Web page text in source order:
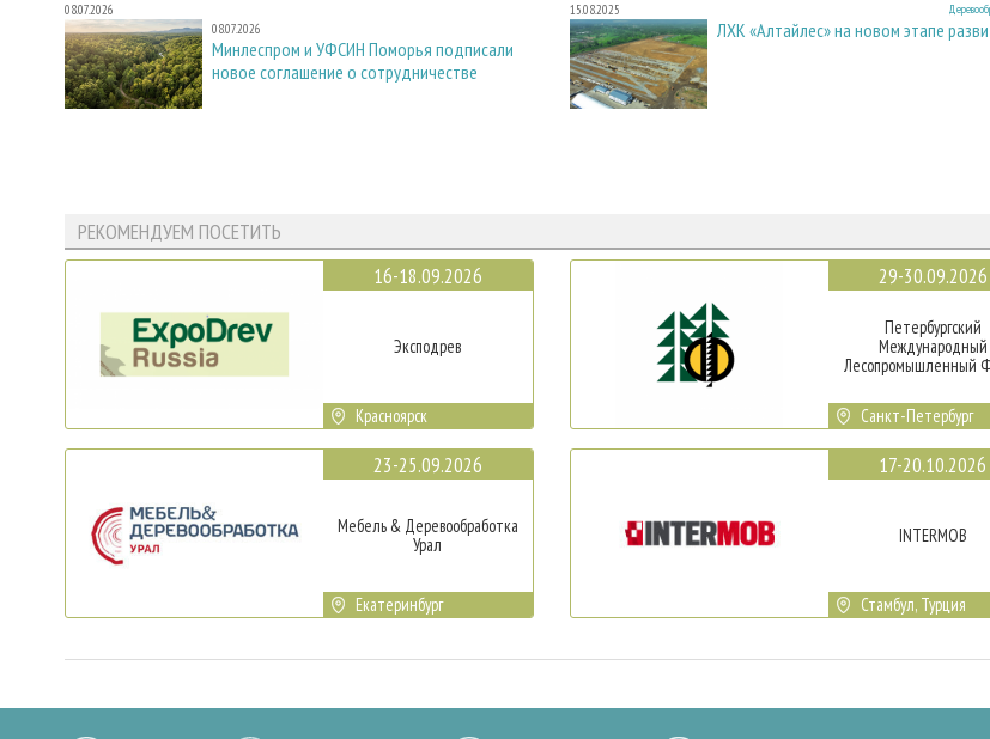
08.07.2026
08.07.2026
Минлеспром и УФСИН Поморья подписали
новое соглашение о сотрудничестве
15.08.2025
ЛХК «Алтайлес» на новом этапе
РЕКОМЕНДУЕМ ПОСЕТИТЬ
16-18.09.2026
Эксподрев
Красноярск
23-25.09.2026
Мебель & Деревообработка
Урал
Екатеринбург
29-30.09.2026
Петербургский
Международный
Лесопромышленный
Санкт-Петербург
17-20.10.2026
INTERMOB
Стамбул, Турция